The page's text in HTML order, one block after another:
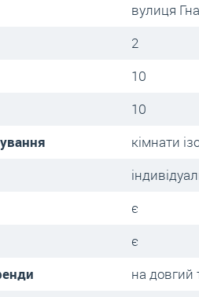
вулиця
2
10
10
кімнати
є
є
на довгий